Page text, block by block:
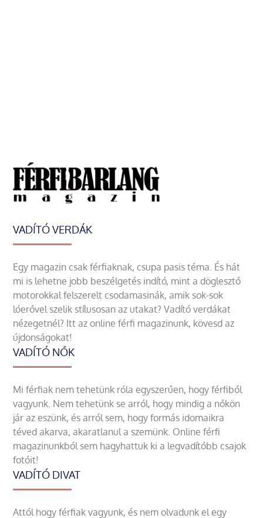
VADÍTÓ VERDÁK
Egy magazin csak férfiaknak, csupa pasis téma. És hát
mi is lehetne jobb beszélgetés indító, mint a döglesztő
motorokkal felszerelt csodamasinák, amik sok-sok
lóerővel szelik stílusosan az utakat? Vadító verdákat
nézegetnél? Itt az online férfi magazinunk, kövesd az
újdonságokat!
VADÍTÓ NŐK
Mi férfiak nem tehetünk róla egyszerűen, hogy férfiből
vagyunk. Nem tehetünk se arról, hogy mindig a nőkön
jár az eszünk, és arról sem, hogy formás idomaikra
téved akarva, akaratlanul a szemünk. Online férfi
magazinunkból sem hagyhattuk ki a legvadítóbb csajok
fotóit!
VADÍTÓ DIVAT
Attól hogy férfiak vagyunk, és nem olvadunk el egy